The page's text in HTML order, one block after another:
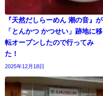
『天然だしらーめん 潮の音』が
「とんかつ かつせい」跡地に移
転オープンしたので行ってみ
た！
2025年12月18日